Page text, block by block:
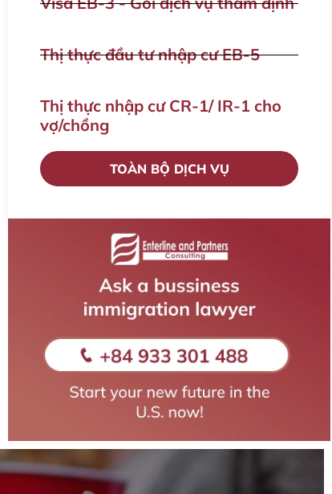
Thị thực đầu tư nhập cư EB-5
Thị thực nhập cư CR-1/ IR-1 cho
vợ/chồng
TOÀN BỘ DỊCH VỤ